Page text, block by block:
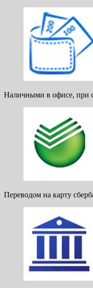
Наличными в офисе, при
Переводом на карту